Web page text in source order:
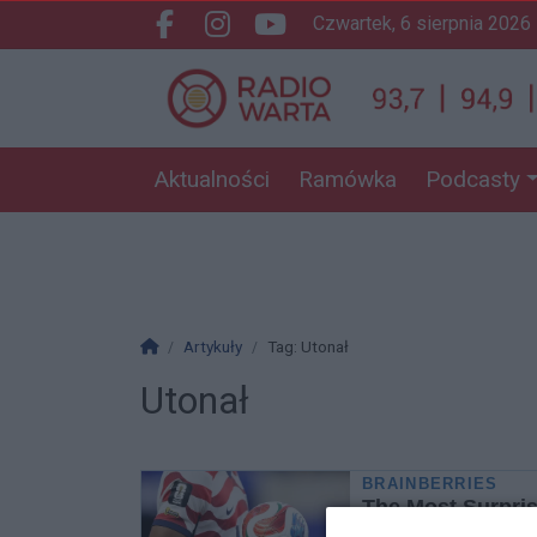
Facebook.com
Instagram.com
Youtube.com
czwartek, 6 sierpnia 2026
Aktualności Ramówka Podcasty
Strona główna
Artykuły Tag: Utonał
Utonał